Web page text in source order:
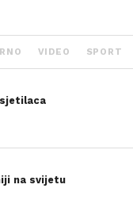
VIDEO SPORT
na svijetu